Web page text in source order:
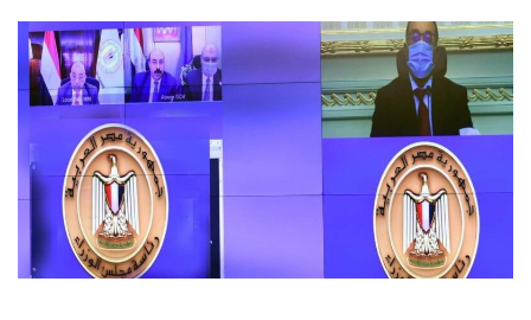
إلكترونيا